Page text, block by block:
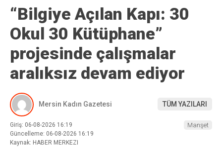
“Bilgiye Açılan Kapı: 30
Okul 30 Kütüphane”
projesinde çalışmalar
aralıksız devam ediyor
Mersin Kadın Gazetesi TÜM YAZILARI
Giriş: 06-08-2026 16:19
Güncelleme: 06-08-2026 16:19
Kaynak: HABER MERKEZI
Manşet